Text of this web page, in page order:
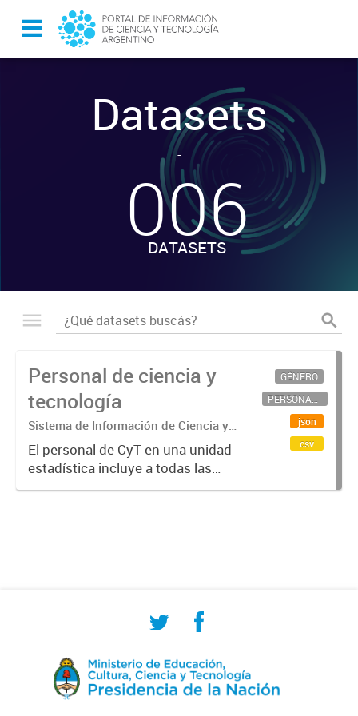
Datasets
-
006
DATASETS
Personal de ciencia y
tecnología
Sistema de Información de Ciencia y
Tecnología Argentino (SICYTAR)
El personal de CyT en una unidad
estadística incluye a todas las
personas involucradas
GÉNERO
PERSONAL CIENTÍFICO-TECNOLÓGICO
json
csv